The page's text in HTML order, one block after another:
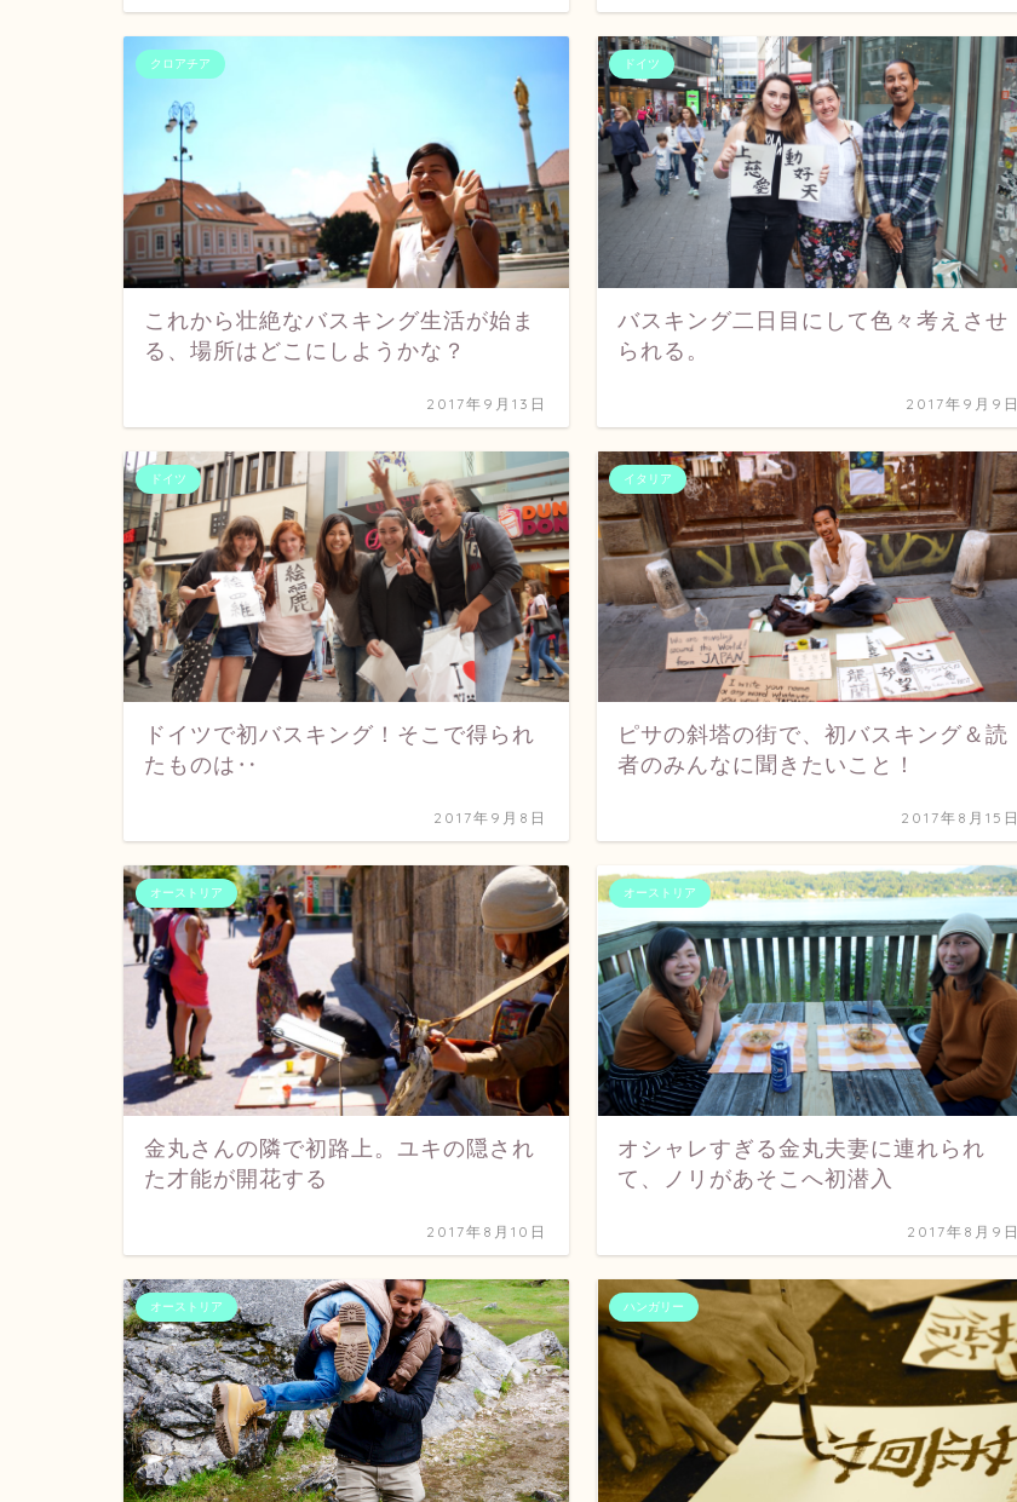
クロアチア
これから壮絶なバスキング生活が始ま
る、場所はどこにしようかな？
2017年9月13日
ドイツ
バスキング二日目にして色々考えさせ
られる。
2017年9月9日
ドイツ
ドイツで初バスキング！そこで得られ
たものは‥
2017年9月8日
イタリア
ピサの斜塔の街で、初バスキング＆読
者のみんなに聞きたいこと！
2017年8月15日
オーストリア
金丸さんの隣で初路上。ユキの隠され
た才能が開花する
2017年8月10日
オーストリア
オシャレすぎる金丸夫妻に連れられ
て、ノリがあそこへ初潜入
2017年8月9日
オーストリア ハンガリー